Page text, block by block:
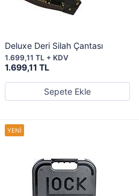
Deluxe Deri Silah Çantası
1.699,11 TL
1.699,11 TL + KDV
Sepete Ekle